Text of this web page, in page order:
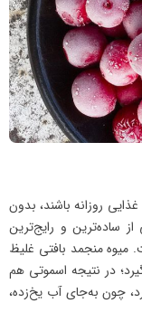
روزانه باشند، بدون
ساده‌ترین و رایج‌ترین
میوه منجمد بافتی غلیظ
در نتیجه اسموتی هم
چون به‌جای آب یخ‌زده،